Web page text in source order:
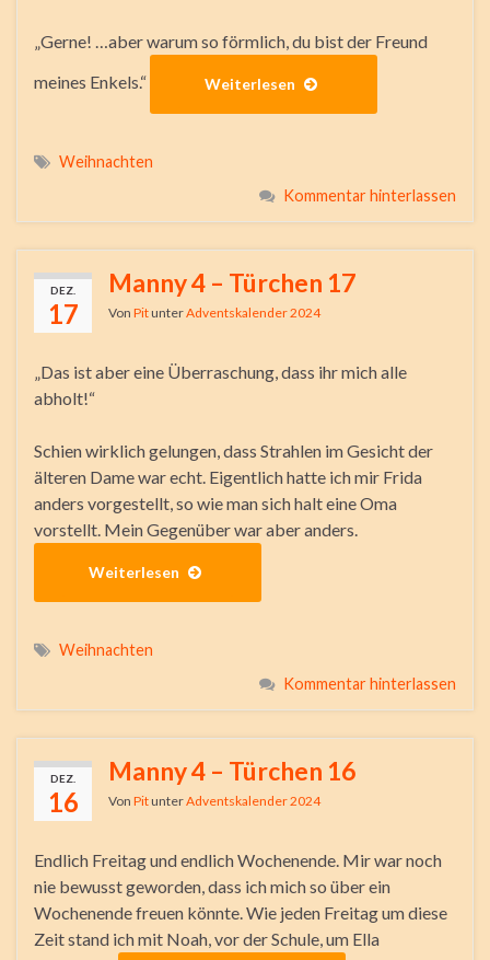
„Gerne! …aber warum so förmlich, du bist der Freund
meines Enkels.“
Weiterlesen
Weihnachten
Kommentar hinterlassen
DEZ.
17
Manny 4 – Türchen 17
Von PitunterAdventskalender 2024
„Das ist aber eine Überraschung, dass ihr mich alle
abholt!“
Schien wirklich gelungen, dass Strahlen im Gesicht der
älteren Dame war echt. Eigentlich hatte ich mir Frida
anders vorgestellt, so wie man sich halt eine Oma
vorstellt. Mein Gegenüber war aber anders.
Weiterlesen
Weihnachten
Kommentar hinterlassen
DEZ.
16
Manny 4 – Türchen 16
Von PitunterAdventskalender 2024
Endlich Freitag und endlich Wochenende. Mir war noch
nie bewusst geworden, dass ich mich so über ein
Wochenende freuen könnte. Wie jeden Freitag um diese
Zeit stand ich mit Noah, vor der Schule, um Ella